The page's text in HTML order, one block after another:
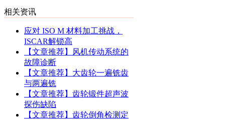
相关资讯
应对 ISO M 材料加工挑战，
ISCAR解锁高
【文章推荐】风机传动系统的
故障诊断
【文章推荐】大齿轮一遍铣齿
与两遍铣
【文章推荐】齿轮锻件超声波
探伤缺陷
【文章推荐】齿轮倒角检测定